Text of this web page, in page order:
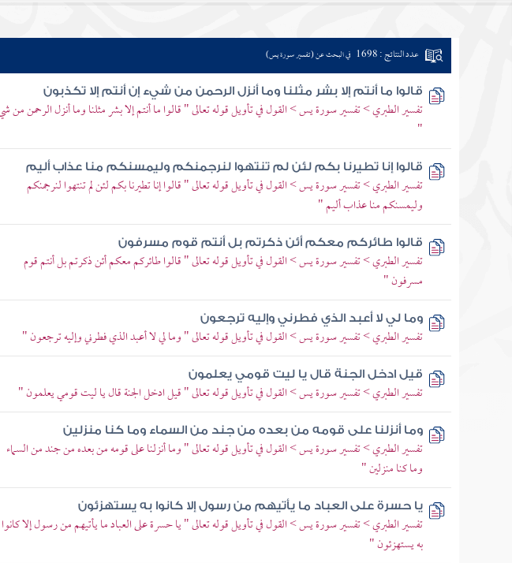
عدد النتائج : 1698 في البحث عن (تفسير سورة يس)
قالوا ما أنتم إلا بشر مثلنا وما أنزل الرحمن من شيء إن أنتم إلا تكذبون
تفسير الطبري > تفسير سورة يس > القول في تأويل قوله تعالى " قالوا ما أنتم إلا بشر مثلنا وما أنزل الرحمن من
"
قالوا إنا تطيرنا بكم لئن لم تنتهوا لنرجمنكم وليمسنكم منا عذاب أليم
تفسير الطبري > تفسير سورة يس > القول في تأويل قوله تعالى " قالوا إنا تطيرنا بكم لئن لم تنتهوا لنرجمنكم
وليمسنكم منا عذاب أليم "
قالوا طائركم معكم أئن ذكرتم بل أنتم قوم مسرفون
تفسير الطبري > تفسير سورة يس > القول في تأويل قوله تعالى " قالوا طائركم معكم أئن ذكرتم بل أنتم قوم
مسرفون "
وما لي لا أعبد الذي فطرني وإليه ترجعون
تفسير الطبري > تفسير سورة يس > القول في تأويل قوله تعالى " وما لي لا أعبد الذي فطرني وإليه ترجعون "
قيل ادخل الجنة قال يا ليت قومي يعلمون
تفسير الطبري > تفسير سورة يس > القول في تأويل قوله تعالى " قيل ادخل الجنة قال يا ليت قومي يعلمون "
وما أنزلنا على قومه من بعده من جند من السماء وما كنا منزلين
تفسير الطبري > تفسير سورة يس > القول في تأويل قوله تعالى " وما أنزلنا على قومه من بعده من جند من السماء
وما كنا منزلين "
يا حسرة على العباد ما يأتيهم من رسول إلا كانوا به يستهزئون
تفسير الطبري > تفسير سورة يس > القول في تأويل قوله تعالى " يا حسرة على العباد ما يأتيهم من رسول إلا كانوا
به يستهزئون "